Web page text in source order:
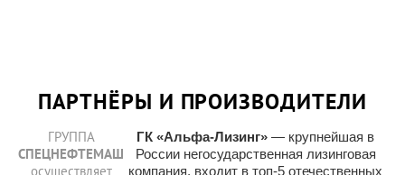
ПАРТНЁРЫ И ПРОИЗВОДИТЕЛИ
ГРУППА
СПЕЦНЕФТЕМАШ
осуществляет
ГК «Альфа-Лизинг» — крупнейшая в
России негосударственная лизинговая
компания, входит в топ-5 отечественных